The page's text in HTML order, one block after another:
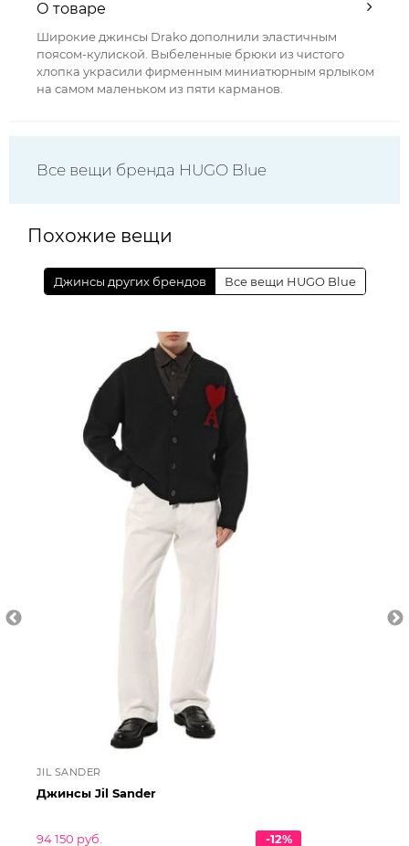
О товаре
Широкие джинсы Drako дополнили эластичным
поясом-кулиской. Выбеленные брюки из чистого
хлопка украсили фирменным миниатюрным ярлыком
на самом маленьком из пяти карманов.
Все вещи бренда HUGO Blue
Похожие вещи
Джинсы других брендов Все вещи HUGO Blue
JIL SANDER
Джинсы Jil Sander
94 150 руб.
-12%